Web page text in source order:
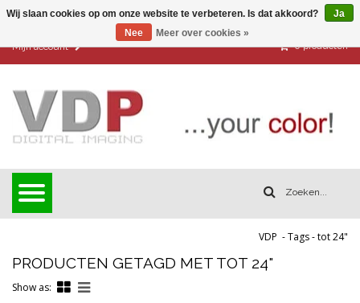
Mijn account 0 producten
VDP -Tags-tot 24"
PRODUCTEN GETAGD MET TOT 24"
Show as:
Wij slaan cookies op om onze website te verbeteren. Is dat akkoord?
Ja
Nee
Meer over cookies »